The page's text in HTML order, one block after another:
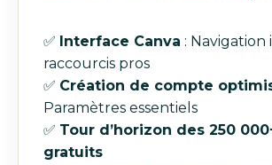
✅ Interface Canva :
raccourcis pros
✅ Création de compte
Paramètres essentiels
✅ Tour d’horizon des 250
gratuits